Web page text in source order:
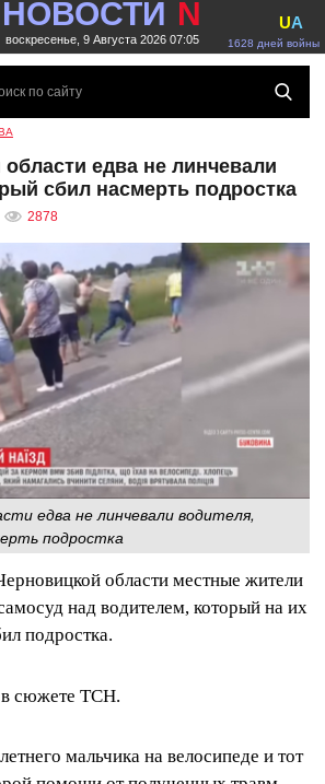
НОВОСТИ N
воскресенье, 9 Августа 2026 07:05 1628 дней войны
UA
едва не линчевали
сбил насмерть подростка
2878
едва не линчевали водителя,
подростка
области местные жители
над водителем, который на их
подростка.
в сюжете ТСН.
мальчика на велосипеде и тот